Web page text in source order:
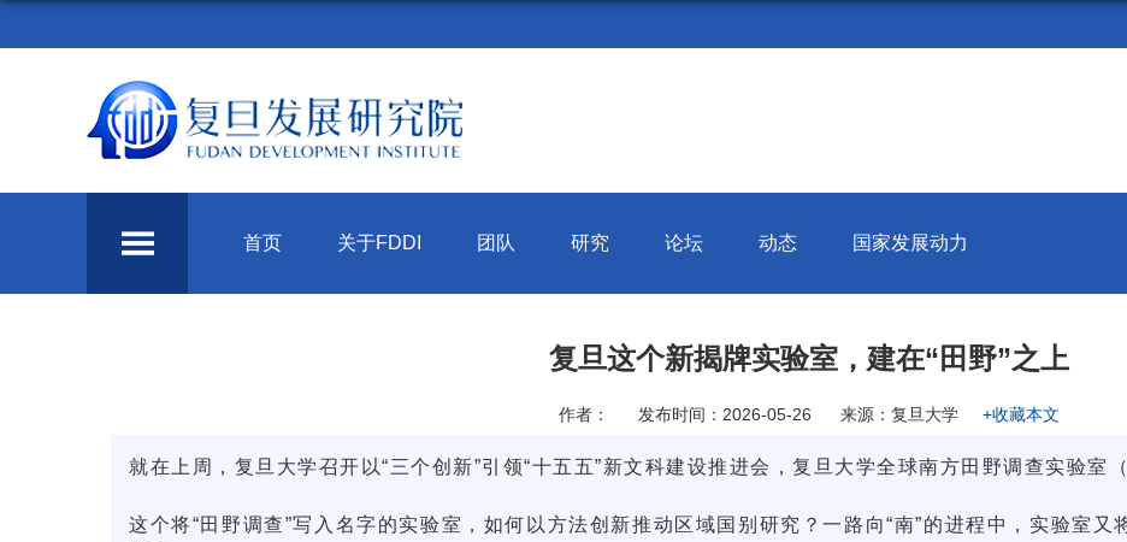
首页 关于FDDI 团队 研究 论坛 动态 国家发展动力
复旦这个新揭牌实验室，建在“田野”之上
作者： 发布时间：2026-05-26 来源：复旦大学 +收藏本文
就在上周，复旦大学召开以“三个创新”引领“十五五”新文科建设推进会， 复旦大学全球南方田野调查实验室
这个将“田野调查”写入名字的实验室，如何以方法创新推动 区域国别研究 ？一路向“南”的进程中，实验室